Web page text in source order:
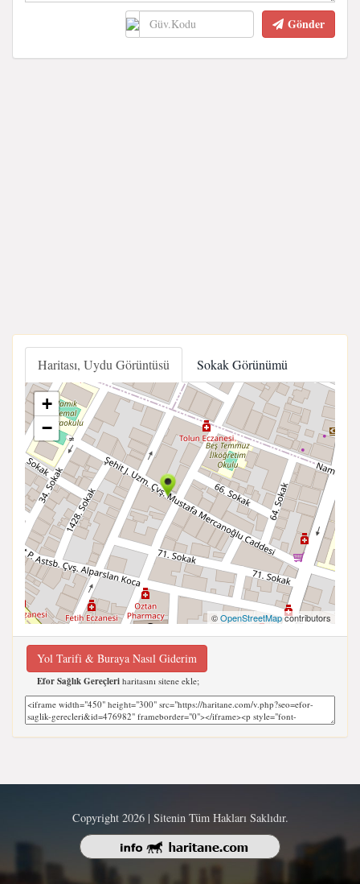
Gönder
Haritası, Uydu Görüntüsü Sokak Görünümü
+
−
©OpenStreetMapcontributors
Yol Tarifi & Buraya Nasıl Giderim
Efor Sağlık Gereçleri haritasını sitene ekle;
Copyright 2026 | Sitenin Tüm Hakları Saklıdır.